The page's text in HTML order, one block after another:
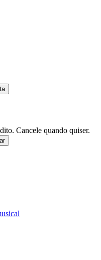
Cancele quando quiser.